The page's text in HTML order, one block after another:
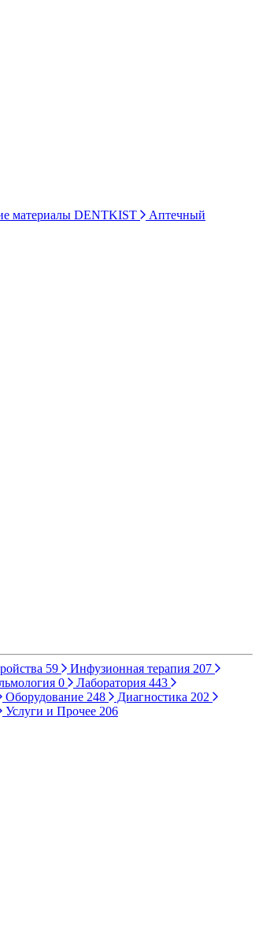
материалы DENTKIST
Аптечный
59 Инфузионная терапия 207
0 Лаборатория 443
Оборудование 248 Диагностика 202
Услуги и Прочее 206